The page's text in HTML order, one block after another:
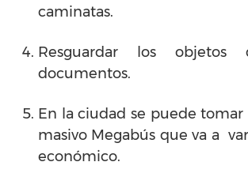
caminatas.
Resguardar los
documentos.
En la ciudad se puede
masivo Megabús que va a
económico.